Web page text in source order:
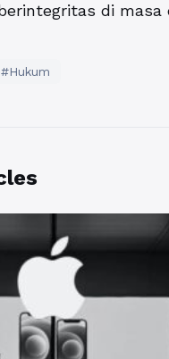
di masa
#Hukum